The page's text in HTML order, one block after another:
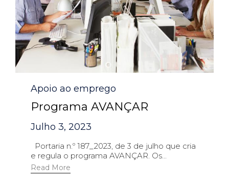
Category
Apoio ao emprego
Programa AVANÇAR
Julho 3, 2023
Portaria n.º 187_2023, de 3 de julho que cria
e regula o programa AVANÇAR. Os...
Read More